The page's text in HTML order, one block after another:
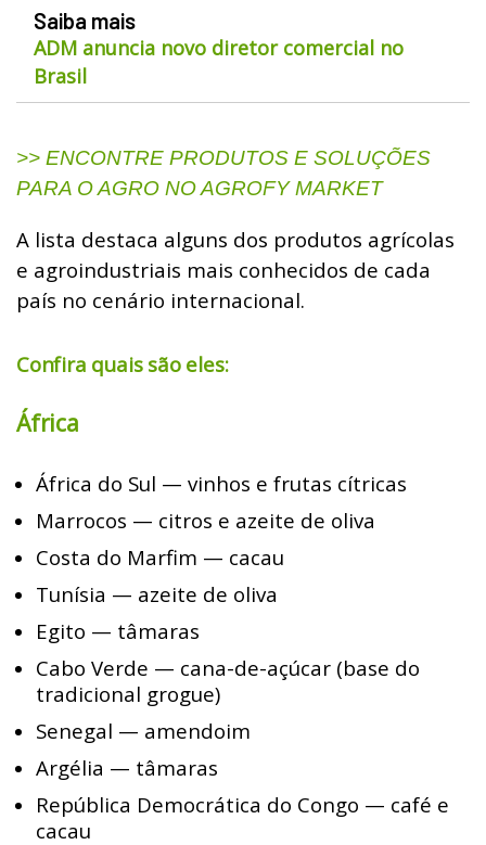
Saiba mais
ADM anuncia novo diretor comercial no
Brasil
>> ENCONTRE PRODUTOS E SOLUÇÕES
PARA O AGRO NO AGROFY MARKET
A lista destaca alguns dos produtos agrícolas
e agroindustriais mais conhecidos de cada
país no cenário internacional.
Confira quais são eles:
África
África do Sul — vinhos e frutas cítricas
Marrocos — citros e azeite de oliva
Costa do Marfim — cacau
Tunísia — azeite de oliva
Egito — tâmaras
Cabo Verde — cana-de-açúcar (base do
tradicional grogue)
Senegal — amendoim
Argélia — tâmaras
República Democrática do Congo — café e
cacau